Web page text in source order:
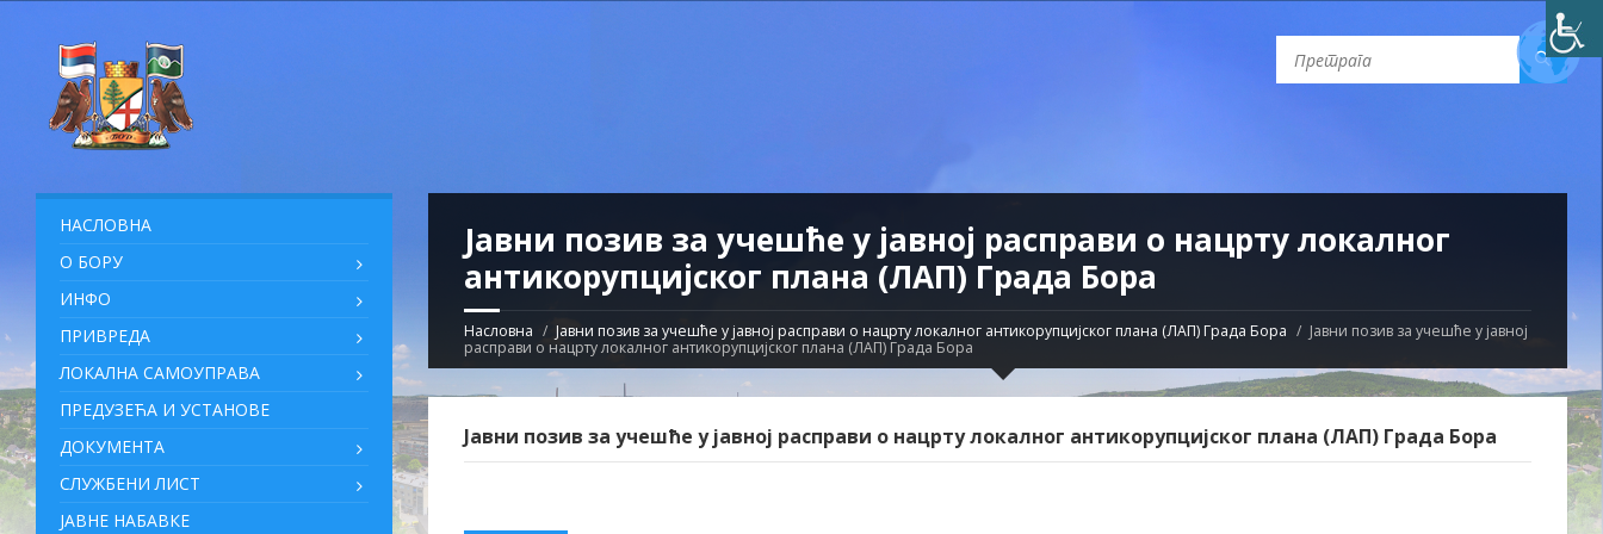
Јавни позив за учешће у јавној расправи о нацрту локалног
антикорупцијског плана (ЛАП) Града Бора
Насловна Јавни позив за учешће у јавној расправи о нацрту локалног антикорупцијског плана (ЛАП) Града Бора
Јавни позив за учешће у јавној
расправи о нацрту локалног антикорупцијског плана (ЛАП) Града Бора
Јавни позив за учешће у јавној расправи о нацрту локалног антикорупцијског плана (ЛАП) Града Бора
НАСЛОВНА
О БОРУ
ИНФО
ПРИВРЕДА
ЛОКАЛНА САМОУПРАВА
ПРЕДУЗЕЋА И УСТАНОВЕ
ДОКУМЕНТА
СЛУЖБЕНИ ЛИСТ
ЈАВНЕ НАБАВКЕ